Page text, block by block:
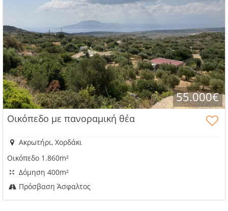
55.000€
Οικόπεδο με πανοραμική θέα
Ακρωτήρι, Χορδάκι
Οικόπεδο 1.860m²
Δόμηση 400m²
Πρόσβαση Άσφαλτος